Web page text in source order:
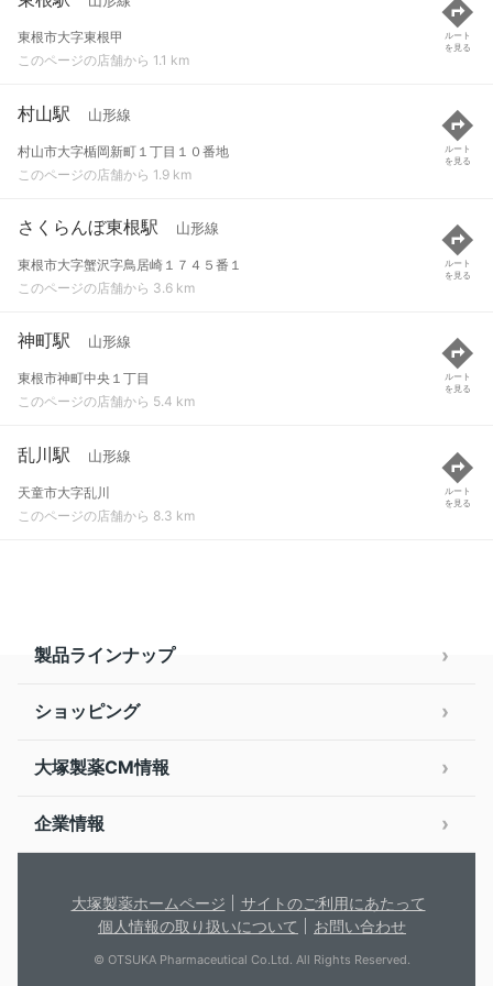
東根市大字東根甲
このページの店舗から 1.1 km
ルート
を見る
村山駅 山形線
村山市大字楯岡新町１丁目１０番地
このページの店舗から 1.9 km
ルート
を見る
さくらんぼ東根駅 山形線
東根市大字蟹沢字鳥居崎１７４５番１
このページの店舗から 3.6 km
ルート
を見る
神町駅 山形線
東根市神町中央１丁目
このページの店舗から 5.4 km
ルート
を見る
乱川駅 山形線
天童市大字乱川
このページの店舗から 8.3 km
ルート
を見る
製品ラインナップ
ショッピング
大塚製薬CM情報
企業情報
大塚製薬ホームページ
サイトのご利用にあたって
個人情報の取り扱いについて
お問い合わせ
© OTSUKA Pharmaceutical Co.Ltd. All Rights Reserved.